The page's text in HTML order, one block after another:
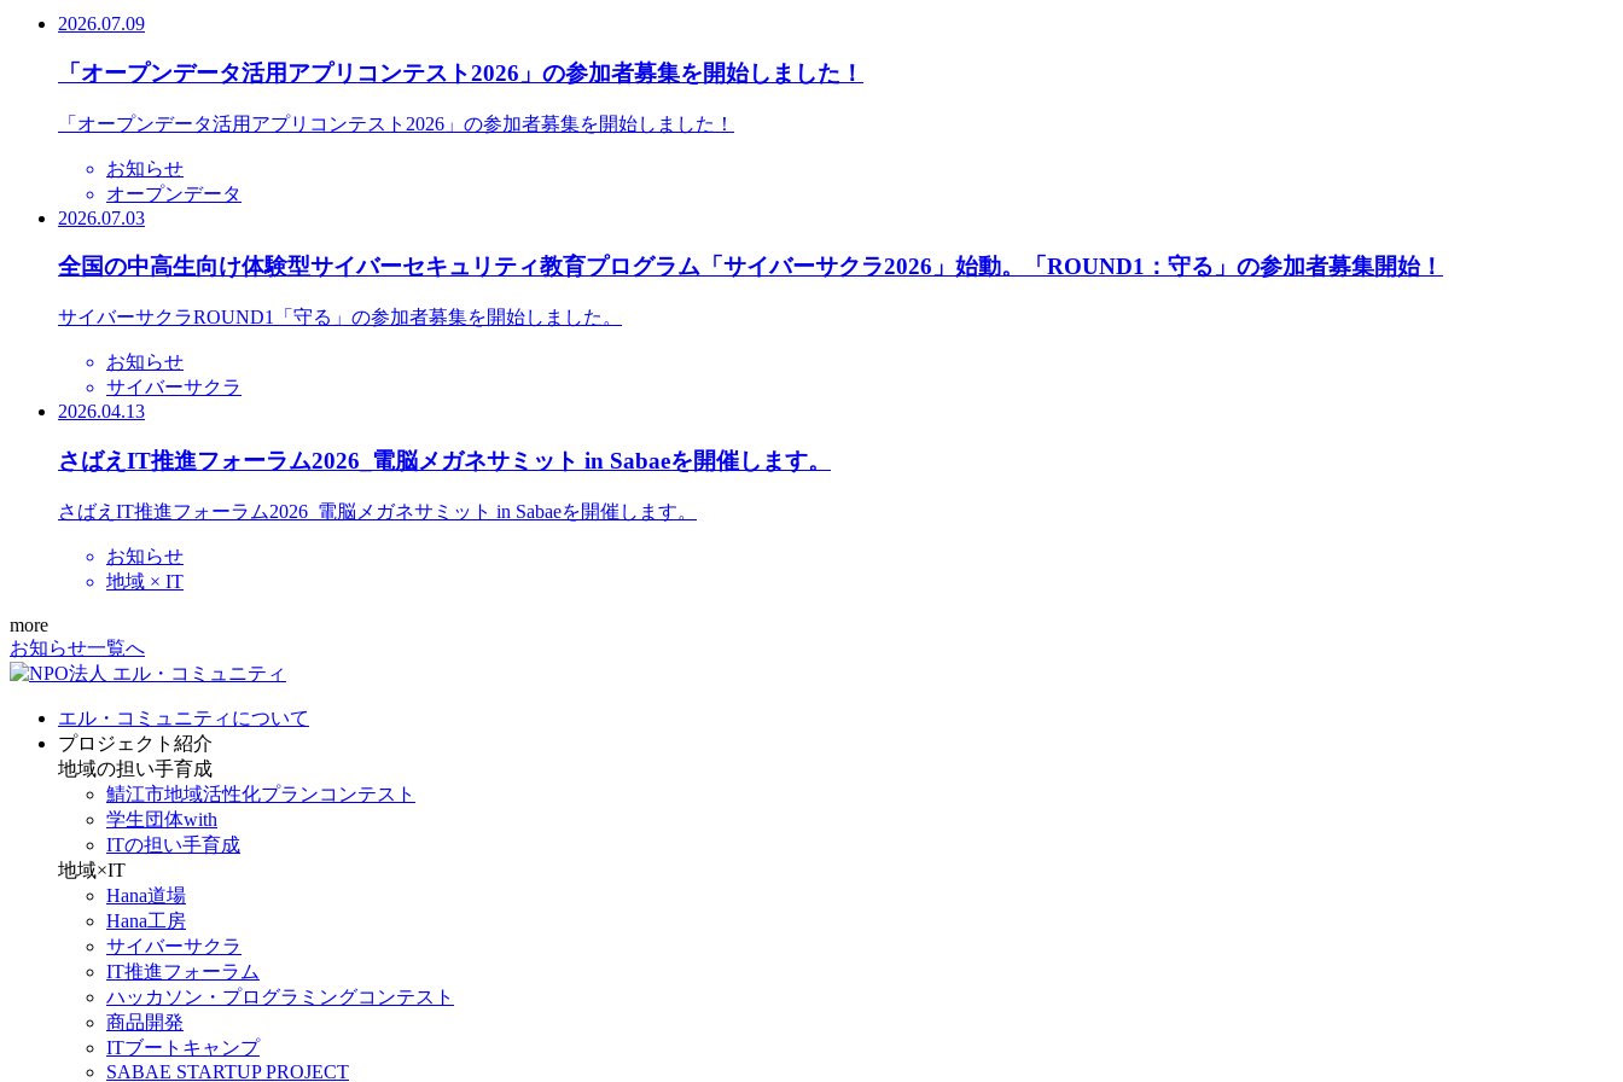
2026.07.09
「オープンデータ活用アプリコンテスト2026」の参加者募集を開始しました！
「オープンデータ活用アプリコンテスト2026」の参加者募集を開始しました！
お知らせ
オープンデータ
2026.07.03
全国の中高生向け体験型サイバーセキュリティ教育プログラム「サイバーサクラ2026」始動。「ROUND1：守る」の参加者募集開始！
サイバーサクラROUND1「守る」の参加者募集を開始しました。
お知らせ
サイバーサクラ
2026.04.13
さばえIT推進フォーラム2026_電脳メガネサミット in Sabaeを開催します。
さばえIT推進フォーラム2026_電脳メガネサミット in Sabaeを開催します。
お知らせ
地域 × IT
more
お知らせ一覧へ
エル・コミュニティについて
プロジェクト紹介
地域の担い手育成
鯖江市地域活性化プランコンテスト
学生団体with
ITの担い手育成
地域×IT
Hana道場
Hana工房
サイバーサクラ
IT推進フォーラム
ハッカソン・プログラミングコンテスト
商品開発
ITブートキャンプ
SABAE STARTUP PROJECT